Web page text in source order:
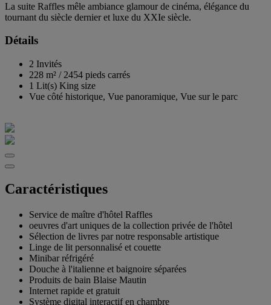
La suite Raffles mêle ambiance glamour de cinéma, élégance du
tournant du siècle dernier et luxe du XXIe siècle.
Détails
2 Invités
228 m² / 2454 pieds carrés
1 Lit(s) King size
Vue côté historique, Vue panoramique, Vue sur le parc
Caractéristiques
Service de maître d'hôtel Raffles
oeuvres d'art uniques de la collection privée de l'hôtel
Sélection de livres par notre responsable artistique
Linge de lit personnalisé et couette
Minibar réfrigéré
Douche à l'italienne et baignoire séparées
Produits de bain Blaise Mautin
Internet rapide et gratuit
Système digital interactif en chambre